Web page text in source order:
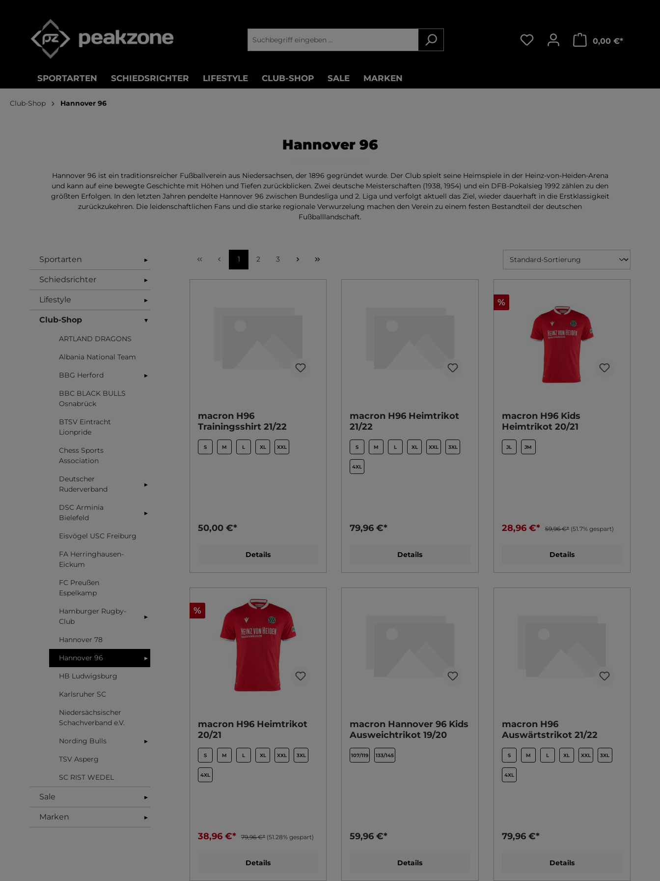
0,00 €*
SPORTARTEN SCHIEDSRICHTER LIFESTYLE CLUB-SHOP SALE MARKEN
Club-Shop Hannover 96
Hannover 96
Hannover 96 ist ein traditionsreicher Fußballverein aus Niedersachsen, der 1896 gegründet wurde. Der Club spielt seine Heimspiele in der Heinz-von-Heiden-Arena
und kann auf eine bewegte Geschichte mit Höhen und Tiefen zurückblicken. Zwei deutsche Meisterschaften (1938, 1954) und ein DFB-Pokalsieg 1992 zählen zu den
größten Erfolgen. In den letzten Jahren pendelte Hannover 96 zwischen Bundesliga und 2. Liga und verfolgt aktuell das Ziel, wieder dauerhaft in die Erstklassigkeit
zurückzukehren. Die leidenschaftlichen Fans und die starke regionale Verwurzelung machen den Verein zu einem festen Bestandteil der deutschen
Fußballlandschaft.
Sportarten ▸
Schiedsrichter ▸
Lifestyle ▸
Club-Shop ▾
ARTLAND DRAGONS
Albania National Team
BBG Herford ▸
BBC BLACK BULLS
Osnabrück
BTSV Eintracht
Lionpride
Chess Sports
Association
Deutscher
Ruderverband
▸
DSC Arminia
Bielefeld
▸
Eisvögel USC Freiburg
FA Herringhausen-
Eickum
FC Preußen
Espelkamp
Hamburger Rugby-
Club
▸
Hannover 78
Hannover 96 ▸
HB Ludwigsburg
Karlsruher SC
Niedersächsischer
Schachverband e.V.
Nording Bulls ▸
TSV Asperg
SC RIST WEDEL
Sale ▸
Marken ▸
1 2 3
macron H96
Trainingsshirt 21/22
S M L XL XXL
50,00 €*
Details
macron H96 Heimtrikot
21/22
S M L XL XXL 3XL
4XL
79,96 €*
Details
%
macron H96 Kids
Heimtrikot 20/21
JL JM
28,96 €* 59,96 €* (51.7% gespart)
Details
%
macron H96 Heimtrikot
20/21
S M L XL XXL 3XL
4XL
38,96 €* 79,96 €* (51.28% gespart)
Details
macron Hannover 96 Kids
Ausweichtrikot 19/20
107/119 133/145
59,96 €*
Details
macron H96
Auswärtstrikot 21/22
S M L XL XXL 3XL
4XL
79,96 €*
Details